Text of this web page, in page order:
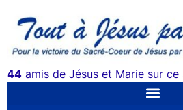
44 amis de Jésus et Marie sur